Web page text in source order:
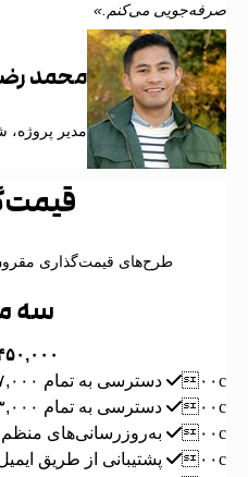
می‌کنم.»
محمد رضایی
مدیر پروژه، شرکت
طرح‌های قیمت‌گذاری مقرون به
سه
۴۵۰,۰۰۰
دسترسی به تمام ۷,۰۰۰ آبجکت
دسترسی به تمام ۳,۰۰۰ متریال PBR
به‌روزرسانی‌های منظم
پشتیبانی از طریق ایمیل